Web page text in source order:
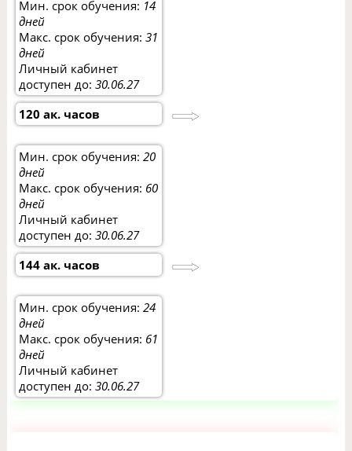
Мин. срок обучения: 14
дней
Макс. срок обучения:31
дней
Личный кабинет
доступен до:30.06.27
120 ак. часов
Мин. срок обучения:20
дней
Макс. срок обучения: 60
дней
Личный кабинет
доступен до:30.06.27
144 ак. часов
Мин. срок обучения:24
дней
Макс. срок обучения: 61
дней
Личный кабинет
доступен до:30.06.27